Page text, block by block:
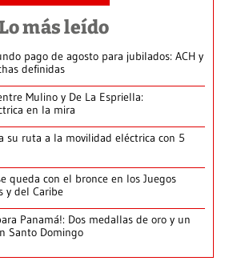
más leído
pago de agosto para jubilados: ACH y
definidas
Mulino y De La Espriella:
en la mira
su ruta a la movilidad eléctrica con 5
queda con el bronce en los Juegos
y del Caribe
Panamá!: Dos medallas de oro y un
Santo Domingo